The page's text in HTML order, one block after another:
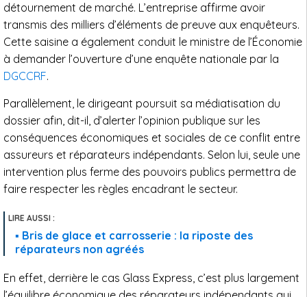
détournement de marché. L’entreprise affirme avoir
transmis des milliers d’éléments de preuve aux enquêteurs.
Cette saisine a également conduit le ministre de l’Économie
à demander l’ouverture d’une enquête nationale par la
DGCCRF.
Parallèlement, le dirigeant poursuit sa médiatisation du
dossier afin, dit-il, d’alerter l’opinion publique sur les
conséquences économiques et sociales de ce conflit entre
assureurs et réparateurs indépendants. Selon lui, seule une
intervention plus ferme des pouvoirs publics permettra de
faire respecter les règles encadrant le secteur.
Bris de glace et carrosserie : la riposte des
réparateurs non agréés
En effet, derrière le cas Glass Express, c’est plus largement